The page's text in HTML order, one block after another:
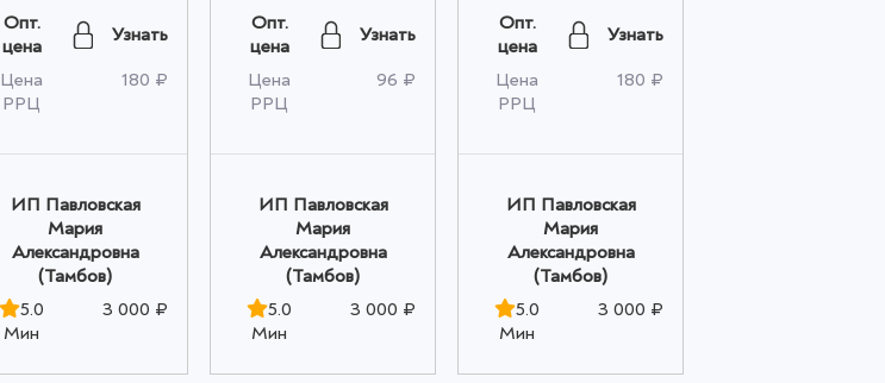
Опт.
цена
Узнать
Цена
РРЦ
180 ₽
ИП Павловская
Мария
Александровна
(Тамбов)
5.0
Мин
3 000 ₽
Опт.
цена
Узнать
Цена
РРЦ
96 ₽
ИП Павловская
Мария
Александровна
(Тамбов)
5.0
Мин
3 000 ₽
Опт.
цена
Узнать
Цена
РРЦ
180 ₽
ИП Павловская
Мария
Александровна
(Тамбов)
5.0
Мин
3 000 ₽